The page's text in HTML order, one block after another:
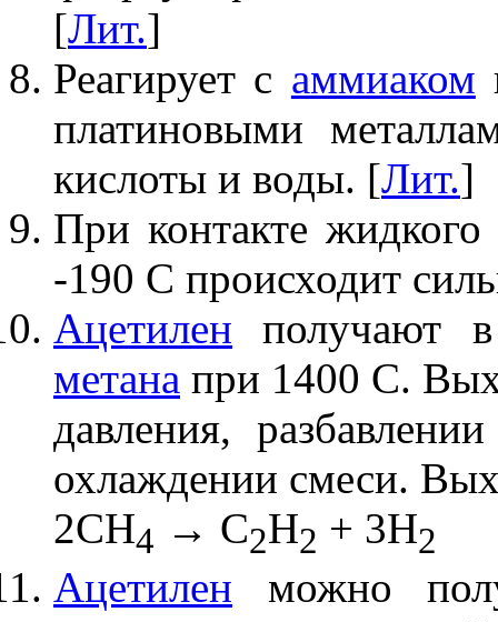
[Лит.]
Реагирует с аммиаком
платиновыми
кислоты и воды. [Лит.]
При контакте жидкого
-190 С происходит
Ацетилен получают
метана при 1400 С.
давления,
охлаждении смеси.
2CH4 → C2H2 + 3H2
Ацетилен можно